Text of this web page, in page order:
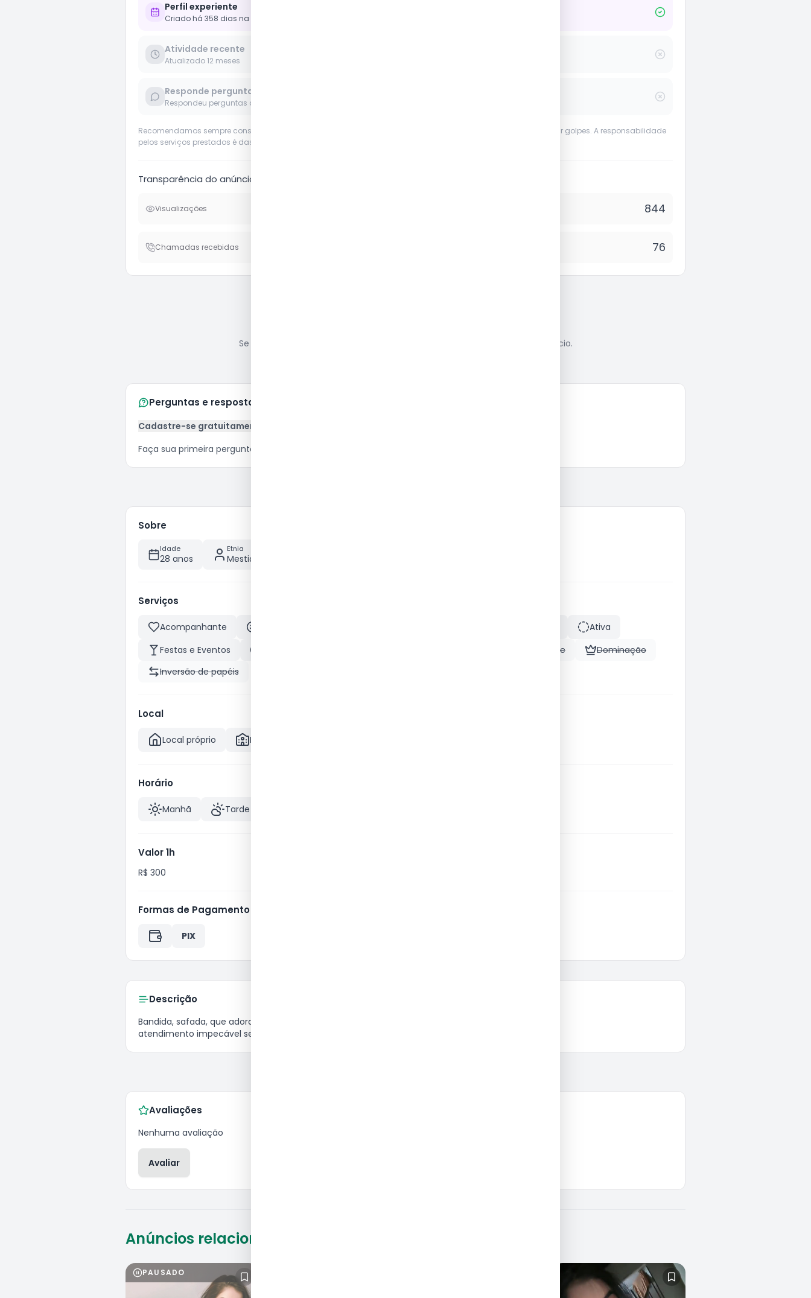
Perfil experiente
Criado há 358 dias na plataforma
Atividade recente
Atualizado 12 meses
Responde perguntas
Respondeu perguntas de usuários
Recomendamos sempre considerar o vídeo de verificação ao escolher. Evite depósitos antecipados para prevenir golpes. A responsabilidade
pelos serviços prestados é das próprias anunciantes.
Transparência do anúncio
Visualizações 844
Chamadas recebidas 76
Se você identificou conteúdo inadequado ou suspeito, denuncie este anúncio.
Perguntas e respostas
Cadastre-se gratuitamente
Faça sua primeira pergunta
Sobre
Idade
28 anos
Etnia
Mestiça
Serviços
Acompanhante
Ativa
Festas e Eventos
Fetiche
Dominação
Inversão de papéis
Local
Local próprio Hoteis e Motéis
Horário
Manhã Tarde
Valor 1h
R$ 300
Formas de Pagamento
PIX
Descrição
bandida, safada, que adora mamar.
atendimento impecável sem frescuras.
Avaliações
Nenhuma avaliação
Avaliar
Anúncios relacionados em
PAUSADO